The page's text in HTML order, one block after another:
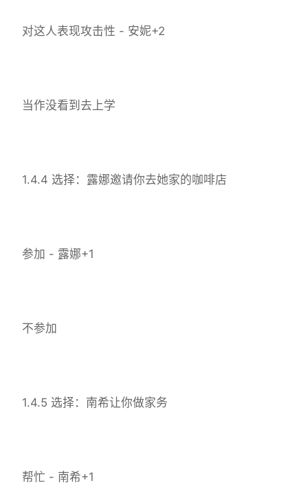
对这人表现攻击性 - 安妮+2
当作没看到去上学
1.4.4 选择：露娜邀请你去她家的咖啡店
参加 - 露娜+1
不参加
1.4.5 选择：南希让你做家务
帮忙 - 南希+1